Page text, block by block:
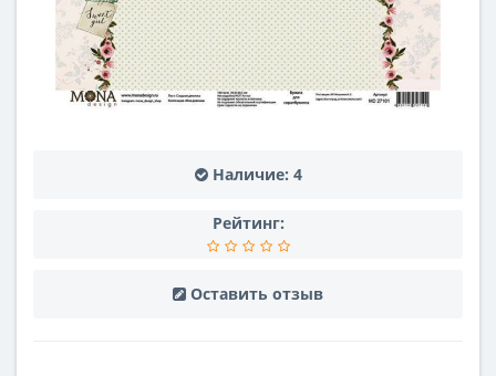
Наличие: 4
Рейтинг:
Оставить отзыв